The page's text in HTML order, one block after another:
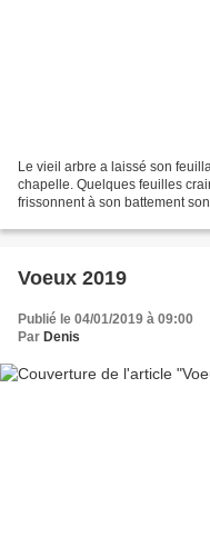
Le vieil arbre a laissé son
chapelle. Quelques feuilles
frissonnent à son battement
Voeux 2019
Publié le 04/01/2019 à 09:00
Par Denis